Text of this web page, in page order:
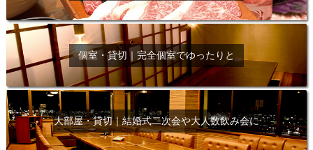
個室・貸切｜完全個室でゆったりと
大部屋・貸切｜結婚式二次会や大人数飲み会に